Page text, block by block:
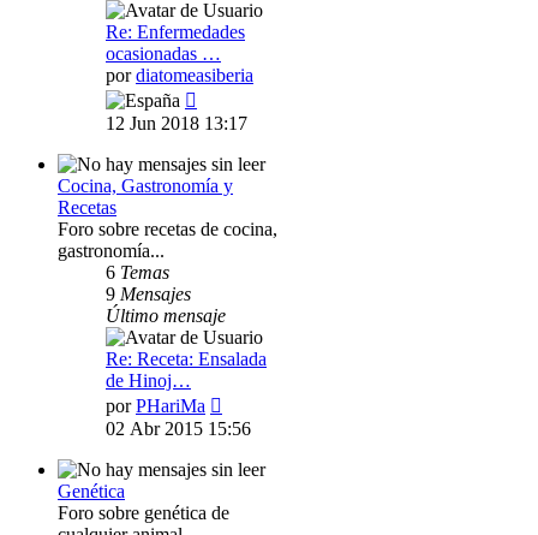
Re: Enfermedades
ocasionadas …
pordiatomeasiberia
último
12 Jun 2018 13:17
Cocina, Gastronomía y
Recetas
Foro sobre recetas de cocina,
gastronomía...
6 Temas
9 Mensajes
Último mensaje
Re: Receta: Ensalada
de Hinoj…
porPHariMa
último
02 Abr 2015 15:56
Genética
Foro sobre genética de